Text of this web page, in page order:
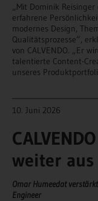
„Mit Dominik
erfahrene
modernes Design,
Qualitätsprozesse“,
von CALVENDO. „Er
talentierte Content-
unseres
10. Juni 2026
weiter aus
Omar Humeedat
Engineer